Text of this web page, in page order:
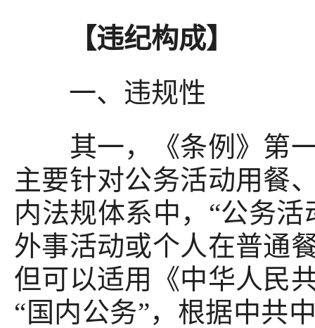
【违纪构成】
一、违规性
其一，《条例》第一
主要针对公务活动用餐
内法规体系中，“公务
外事活动或个人在普通
但可以适用《中华人民
“国内公务”，根据中共